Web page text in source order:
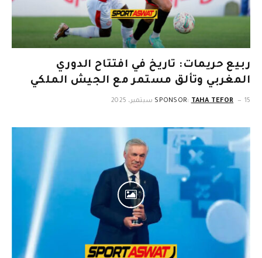
ربيع حريمات: تاريخ في افتتاح الدوري
المغربي وتألق مستمر مع الجيش الملكي
SPONSOR: TAHA TEFOR 15 سبتمبر، 2025